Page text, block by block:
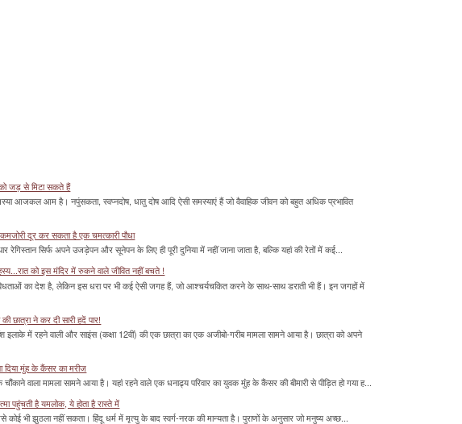
जड़ से मिटा सकते हैं
आजकल आम है। नपुंसकता, स्वप्नदोष, धातु दोष आदि ऐसी समस्याएं हैं जो वैवाहिक जीवन को बहुत अधिक प्रभावित
कमजोरी दूर कर सकता है एक चमत्‍कारी पौधा
रेगिस्‍तान सिर्फ अपने उजड़ेपन और सूनेपन के लिए ही पूरी दुनिया में नहीं जाना जाता है, बल्कि यहां की रेतों में कई...
को इस मंदिर में रुकने वाले जीवित नहीं बचते !
का देश है, लेकिन इस धरा पर भी कई ऐसी जगह हैं, जो आश्चर्यचकित करने के साथ-साथ डराती भी हैं। इन जगहों में
छात्रा ने कर दी सारी हदें पार!
इलाके में रहने वाली और साइंस (कक्षा 12वीं) की एक छात्रा का एक अजीबो-गरीब मामला सामने आया है। छात्रा को अपने
दिया मुंह के कैंसर का मरीज
वाला मामला सामने आया है। यहां रहने वाले एक धनाढ्य परिवार का युवक मुंंह के कैंसर की बीमारी से पीड़ित हो गया ह...
पहुंचती है यमलोक, ये होता है रास्ते में
कोई भी झुठला नहीं सकता। हिंदू धर्म में मृत्यु के बाद स्वर्ग-नरक की मान्यता है। पुराणों के अनुसार जो मनुष्य अच्छ...